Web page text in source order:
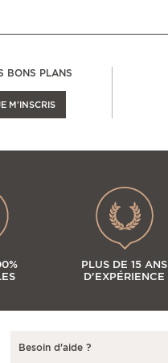
BONS PLANS
M'INSCRIS
PLUS DE 15 ANS
D'EXPÉRIENCE
Besoin d'aide ?